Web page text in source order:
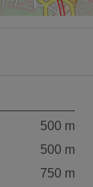
500 m
500 m
750 m